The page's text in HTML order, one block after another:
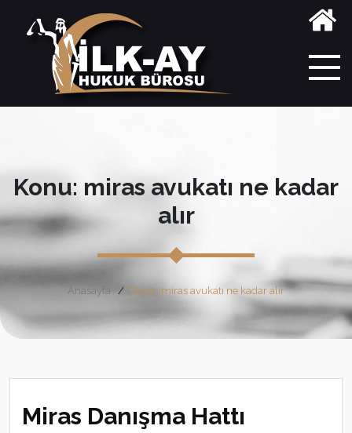
Konu: miras avukatı ne kadar
alır
Anasayfa Etiket: miras avukatı ne kadar alır
Miras Danışma Hattı